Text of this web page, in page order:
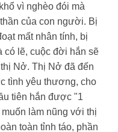
vì nghèo đói mà
của con người. Bị
mất nhân tính, bị
có lẽ, cuộc đời hắn sẽ
Nở. Thị Nở đã đến
tình yêu thương, cho
tiên hắn được "1
làm nũng với thị
toàn tỉnh táo, phần